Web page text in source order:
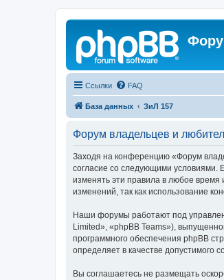
Ссылки FAQ
База данных ЗиЛ 157
Форум владельцев и
Заходя на конференцию «Форум
согласие со следующими условиями.
изменять эти правила в любое
изменений, так как использование
Наши форумы работают под
Limited», «phpBB Teams»),
программного обеспечения phpBB
определяет в качестве
Вы соглашаетесь не размещать